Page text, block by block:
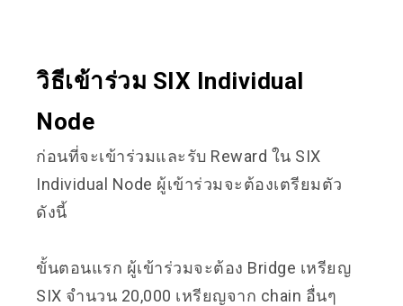
วิธีเข้าร่วม SIX Individual
Node
ก่อนที่จะเข้าร่วมและรับ Reward ใน SIX
Individual Node ผู้เข้าร่วมจะต้องเตรียมตัว
ดังนี้
ขั้นตอนแรก ผู้เข้าร่วมจะต้อง Bridge เหรียญ
SIX จำนวน 20,000 เหรียญจาก chain อื่นๆ